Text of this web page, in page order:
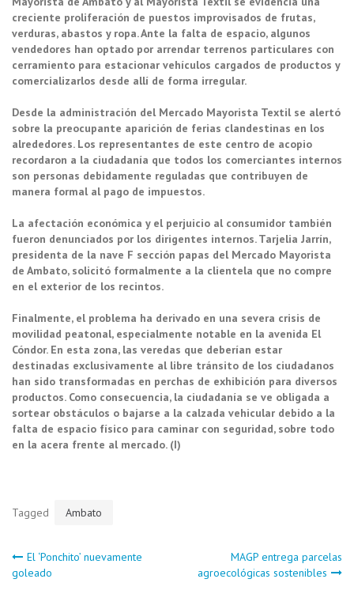
creciente proliferación de puestos improvisados de frutas,
verduras, abastos y ropa. Ante la falta de espacio, algunos
vendedores han optado por arrendar terrenos particulares con
cerramiento para estacionar vehículos cargados de productos y
comercializarlos desde allí de forma irregular.
Desde la administración del Mercado Mayorista Textil se alertó
sobre la preocupante aparición de ferias clandestinas en los
alrededores. Los representantes de este centro de acopio
recordaron a la ciudadanía que todos los comerciantes internos
son personas debidamente reguladas que contribuyen de
manera formal al pago de impuestos.
La afectación económica y el perjuicio al consumidor también
fueron denunciados por los dirigentes internos. Tarjelia Jarrín,
presidenta de la nave F sección papas del Mercado Mayorista
de Ambato, solicitó formalmente a la clientela que no compre
en el exterior de los recintos.
Finalmente, el problema ha derivado en una severa crisis de
movilidad peatonal, especialmente notable en la avenida El
Cóndor. En esta zona, las veredas que deberían estar
destinadas exclusivamente al libre tránsito de los ciudadanos
han sido transformadas en perchas de exhibición para diversos
productos. Como consecuencia, la ciudadanía se ve obligada a
sortear obstáculos o bajarse a la calzada vehicular debido a la
falta de espacio físico para caminar con seguridad, sobre todo
en la acera frente al mercado. (I)
Tagged Ambato
Navegación
El ‘Ponchito’ nuevamente
goleado
MAGP entrega parcelas
agroecológicas sostenibles